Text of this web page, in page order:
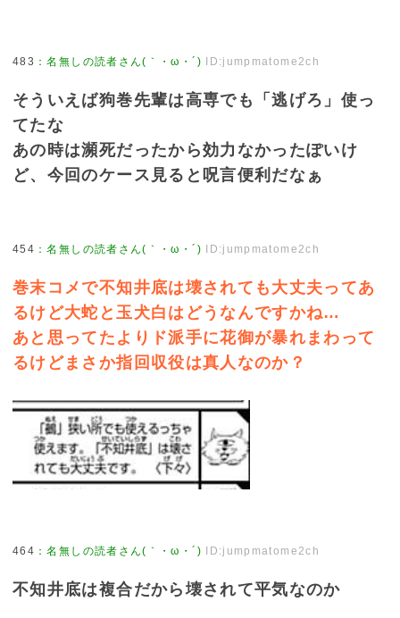
483 ：名無しの読者さん(｀・ω・´) ID:jumpmatome2ch
そういえば狗巻先輩は高専でも「逃げろ」使っ
てたな
あの時は瀕死だったから効力なかったぽいけ
ど、今回のケース見ると呪言便利だなぁ
454 ：名無しの読者さん(｀・ω・´) ID:jumpmatome2ch
巻末コメで不知井底は壊されても大丈夫ってあ
るけど大蛇と玉犬白はどうなんですかね…
あと思ってたよりド派手に花御が暴れまわって
るけどまさか指回収役は真人なのか？
464 ：名無しの読者さん(｀・ω・´) ID:jumpmatome2ch
不知井底は複合だから壊されて平気なのか